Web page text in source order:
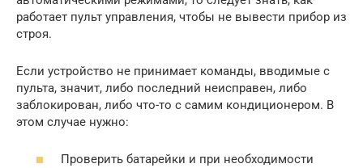
работает пульт управления, чтобы не вывести прибор из
строя.
Если устройство не принимает команды, вводимые с
пульта, значит, либо последний неисправен, либо
заблокирован, либо что-то с самим кондиционером. В
этом случае нужно:
Проверить батарейки и при необходимости